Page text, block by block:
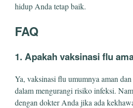
hidup Anda tetap baik.
FAQ
1. Apakah vaksinasi flu
Ya, vaksinasi flu umumnya aman
dalam mengurangi risiko infeksi.
dengan dokter Anda jika ada